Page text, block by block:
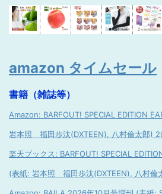
amazon タイムセール
書籍（雑誌等）
Amazon: BARFOUT! SPECIAL EDITION
岩本照 福田歩汰(DXTEEN), 八村倫太郎)
楽天ブックス: BARFOUT! SPECIAL
(表紙: 岩本照 福田歩汰(DXTEEN), 八村